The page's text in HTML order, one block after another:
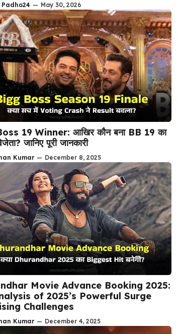
Padho24 — May 30, 2026
19 Winner: आखिर कौन बना BB 19 का
जानिए पूरी जानकारी
Kumar — December 8, 2025
Movie Advance Booking 2025:
of 2025’s Powerful Surge
Challenges
Kumar — December 4, 2025